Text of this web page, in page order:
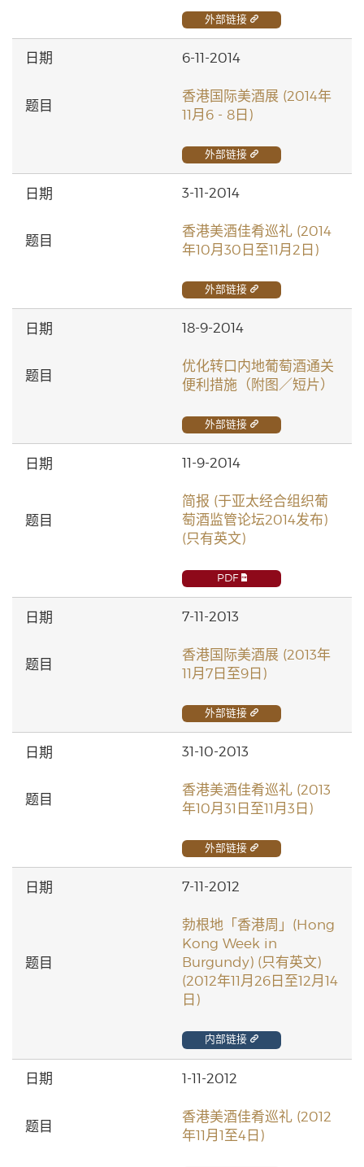
外部链接
6-11-2014
香港国际美酒展 (2014年
11月6 - 8日)
外部链接
3-11-2014
香港美酒佳肴巡礼 (2014
年10月30日至11月2日)
外部链接
18-9-2014
优化转口内地葡萄酒通关
便利措施（附图／短片）
外部链接
11-9-2014
简报 (于亚太经合组织葡
萄酒监管论坛2014发布)
(只有英文)
PDF
7-11-2013
香港国际美酒展 (2013年
11月7日至9日)
外部链接
31-10-2013
香港美酒佳肴巡礼 (2013
年10月31日至11月3日)
外部链接
7-11-2012
勃根地「香港周」(Hong
Kong Week in
Burgundy) (只有英文)
(2012年11月26日至12月14
日)
内部链接
1-11-2012
香港美酒佳肴巡礼 (2012
年11月1至4日)